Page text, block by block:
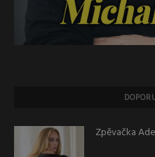
Zpěvačka